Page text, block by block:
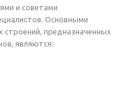
и советами
Основными
предназначенных
являются: